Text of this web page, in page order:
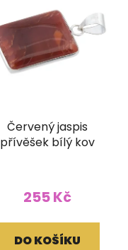
Červený jaspis
přívěšek bílý kov
255 Kč
DO KOŠÍKU